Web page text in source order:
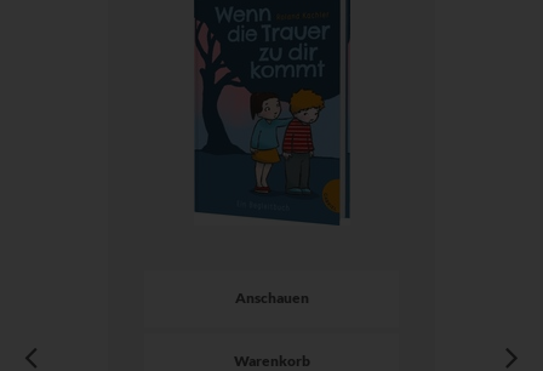
Anschauen
Warenkorb